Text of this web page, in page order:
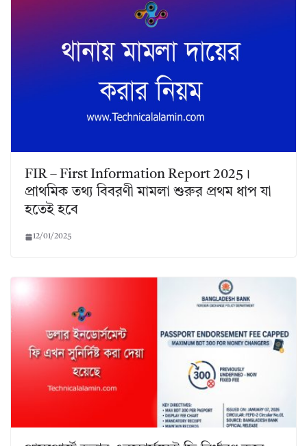
FIR – First Information Report 2025।
প্রাথমিক তথ্য বিবরণী মামলা শুরুর প্রথম ধাপ যা
হতেই হবে
12/01/2025